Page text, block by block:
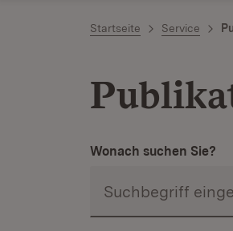
Startseite Service
Wonach suchen Sie?